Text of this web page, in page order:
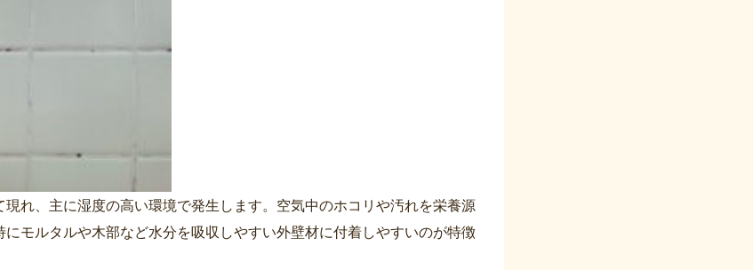
現れ、主に湿度の高い環境で発生します。空気中のホコリや汚れを栄養源
にモルタルや木部など水分を吸収しやすい外壁材に付着しやすいのが特徴